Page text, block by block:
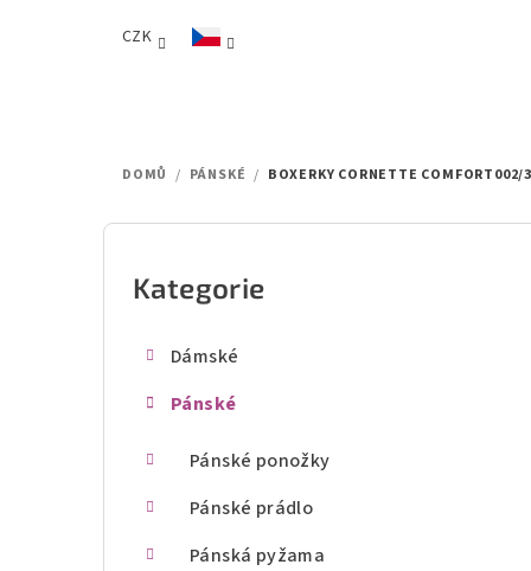
CZK
DOMŮ / PÁNSKÉ / BOXERKY CORNETTE COMFORT002/
Přeskočit
kategorie
Kategorie
Dámské
Pánské
Pánské ponožky
Pánské prádlo
Pánská pyžama